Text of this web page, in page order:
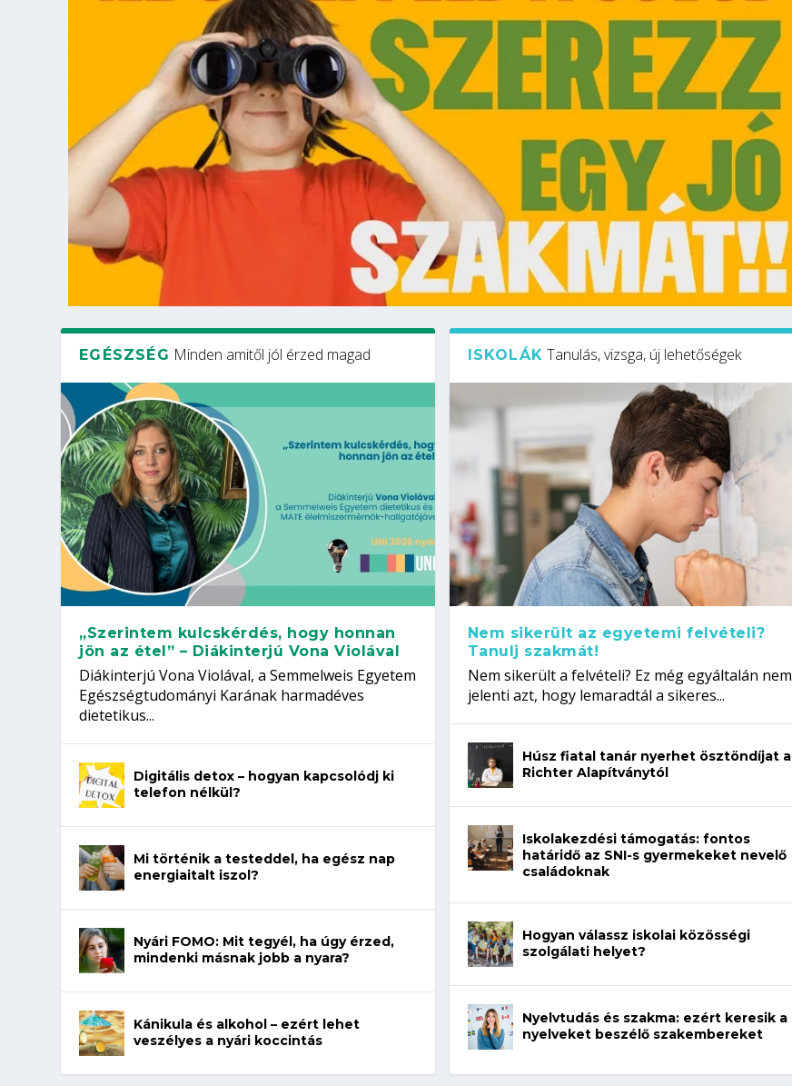
EGÉSZSÉG Minden amitől jól érzed magad
„Szerintem kulcskérdés, hogy honnan
jön az étel” – Diákinterjú Vona Violával
Diákinterjú Vona Violával, a Semmelweis Egyetem
Egészségtudományi Karának harmadéves
dietetikus...
Digitális detox – hogyan kapcsolódj ki
telefon nélkül?
Mi történik a testeddel, ha egész nap
energiaitalt iszol?
Nyári FOMO: Mit tegyél, ha úgy érzed,
mindenki másnak jobb a nyara?
Kánikula és alkohol – ezért lehet
veszélyes a nyári koccintás
ISKOLÁK Tanulás, vizsga, új lehetőségek
Nem sikerült az egyetemi felvételi?
Tanulj szakmát!
Nem sikerült a felvételi? Ez még egyáltalán nem
jelenti azt, hogy lemaradtál a sikeres...
Húsz fiatal tanár nyerhet ösztöndíjat a
Richter Alapítványtól
Iskolakezdési támogatás: fontos
határidő az SNI-s gyermekeket nevelő
családoknak
Hogyan válassz iskolai közösségi
szolgálati helyet?
Nyelvtudás és szakma: ezért keresik a
nyelveket beszélő szakembereket